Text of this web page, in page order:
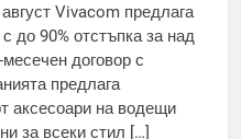
Vivacom предлага
до 90% отстъпка за над
договор с
предлага
аксесоари на водещи
за всеки стил […]